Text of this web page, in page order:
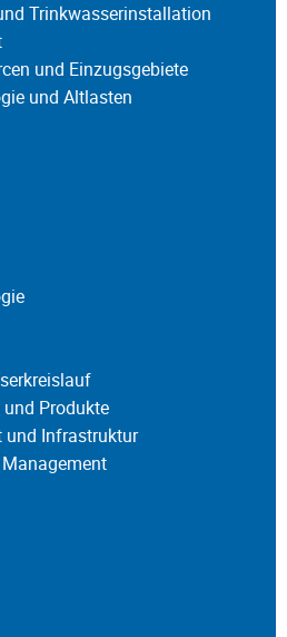
Trinkwasserinstallation
und Einzugsgebiete
und Altlasten
Produkte
und Infrastruktur